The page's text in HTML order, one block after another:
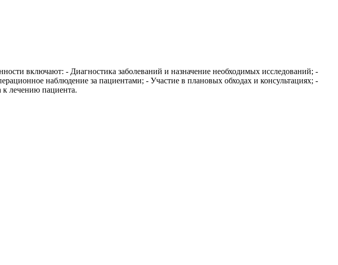
включают: - Диагностика заболеваний и назначение необходимых исследований; -
наблюдение за пациентами; - Участие в плановых обходах и консультациях; -
к лечению пациента.